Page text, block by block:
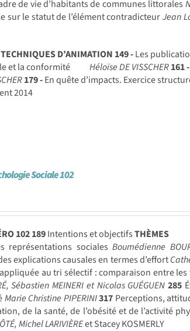
de vie d’habitants de communes littorales
sur le statut de l’élément contradicteurJean
D’ANIMATION 149 -Les
et la conformité
Héloïse DE VISSCHER161 -
179 -En quête d’impacts. Exercice
2014
Sociale 102
102189Intentions et objectifsTHÈMES
représentations socialesBoumédienne
explications causales en termes d’effort
au tri sélectif : comparaison entre
Sébastien MEINERI et Nicolas GUÉGUEN 285
Marie Christine PIPERINI317 Perceptions,
de la santé, de l’obésité et de l’activité
Michel LARIVIÈREet Stacey KOSMERLY